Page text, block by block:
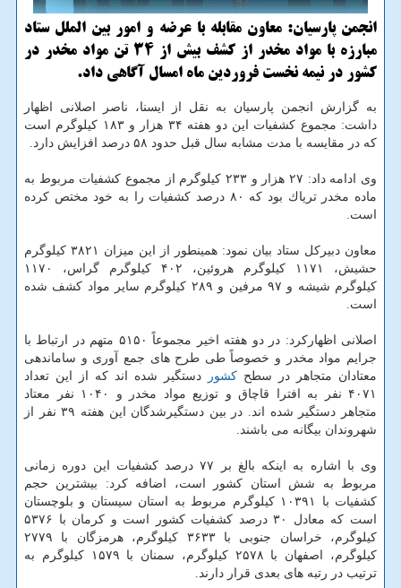
انجمن پارسیان: معاون مقابله با عرضه و امور بین الملل ستاد
مبارزه با مواد مخدر از كشف بیش از ۳۴ تن مواد مخدر در
كشور در نیمه نخست فروردین ماه امسال آگاهی داد.
به گزارش انجمن پارسیان به نقل از ایسنا، ناصر اصلانی اظهار
داشت: مجموع كشفیات این دو هفته ۳۴ هزار و ۱۸۳ كیلوگرم است
كه در مقایسه با مدت مشابه سال قبل حدود ۵۸ درصد افزایش دارد.
وی ادامه داد: ۲۷ هزار و ۲۳۳ كیلوگرم از مجموع كشفیات مربوط به
ماده مخدر تریاك بود كه ۸۰ درصد كشفیات را به خود مختص كرده
است.
معاون دبیركل ستاد بیان نمود: همینطور از این میزان ۳۸۲۱ كیلوگرم
حشیش، ۱۱۷۱ كیلوگرم هروئین، ۴۰۲ كیلوگرم گراس، ۱۱۷۰
كیلوگرم شیشه و ۹۷ مرفین و ۲۸۹ كیلوگرم سایر مواد كشف شده
است.
اصلانی اظهاركرد: در دو هفته اخیر مجموعاً ۵۱۵۰ متهم در ارتباط با
جرایم مواد مخدر و خصوصاً طی طرح های جمع آوری و ساماندهی
معتادان متجاهر در سطح كشور
دستگیر شده اند كه از این تعداد
۴۰۷۱ نفر به افترا قاچاق و توزیع مواد مخدر و ۱۰۴۰ نفر معتاد
متجاهر دستگیر شده اند. در بین دستگیرشدگان این هفته ۳۹ نفر از
شهروندان بیگانه می باشند.
وی با اشاره به اینكه بالغ بر ۷۷ درصد كشفیات این دوره زمانی
مربوط به شش استان كشور است، اضافه كرد: بیشترین حجم
كشفیات با ۱۰۳۹۱ كیلوگرم مربوط به استان سیستان و بلوچستان
است كه معادل ۳۰ درصد كشفیات كشور است و كرمان با ۵۳۷۶
كیلوگرم، خراسان جنوبی با ۳۶۳۳ كیلوگرم، هرمزگان با ۲۷۷۹
كیلوگرم، اصفهان با ۲۵۷۸ كیلوگرم، سمنان با ۱۵۷۹ كیلوگرم به
ترتیب در رتبه های بعدی قرار دارند.